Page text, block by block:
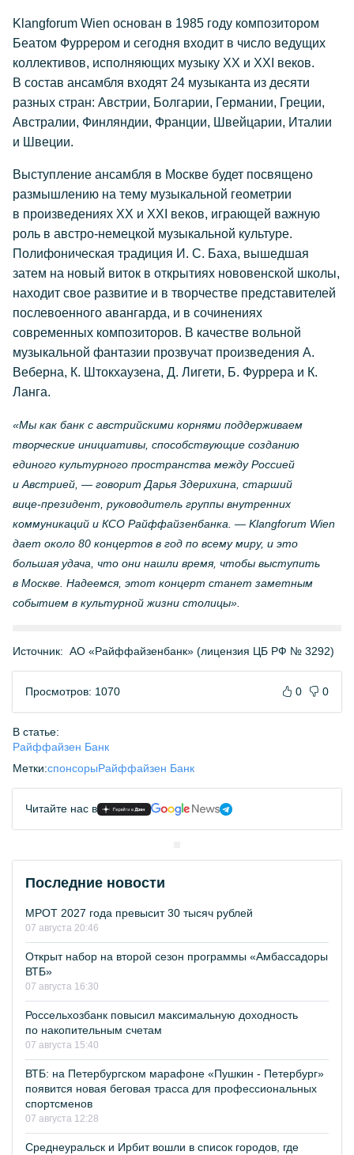
Klangforum Wien основан в 1985 году композитором
Беатом Фуррером и сегодня входит в число ведущих
коллективов, исполняющих музыку ХХ и ХХI веков.
В состав ансамбля входят 24 музыканта из десяти
разных стран: Австрии, Болгарии, Германии, Греции,
Австралии, Финляндии, Франции, Швейцарии, Италии
и Швеции.
Выступление ансамбля в Москве будет посвящено
размышлению на тему музыкальной геометрии
в произведениях XX и XXI веков, играющей важную
роль в австро-немецкой музыкальной культуре.
Полифоническая традиция И. С. Баха, вышедшая
затем на новый виток в открытиях нововенской школы,
находит свое развитие и в творчестве представителей
послевоенного авангарда, и в сочинениях
современных композиторов. В качестве вольной
музыкальной фантазии прозвучат произведения А.
Веберна, К. Штокхаузена, Д. Лигети, Б. Фуррера и К.
Ланга.
«Мы как банк с австрийскими корнями поддерживаем
творческие инициативы, способствующие созданию
единого культурного пространства между Россией
и Австрией, — говорит Дарья Здерихина, старший
вице-президент , руководитель группы внутренних
коммуникаций и КСО Райффайзенбанка. — Klangforum Wien
дает около 80 концертов в год по всему миру, и это
большая удача, что они нашли время, чтобы выступить
в Москве. Надеемся, этот концерт станет заметным
событием в культурной жизни столицы».
Источник: АО «Райффайзенбанк» (лицензия ЦБ РФ № 3292)
Просмотров: 1070 0 0
В статье:
Райффайзен Банк
Метки:спонсорыРайффайзен Банк
Читайте нас в
Последние новости
МРОТ 2027 года превысит 30 тысяч рублей
07 августа 20:46
Открыт набор на второй сезон программы «Амбассадоры
ВТБ»
07 августа 16:30
Россельхозбанк повысил максимальную доходность
по накопительным счетам
07 августа 15:40
ВТБ: на Петербургском марафоне «Пушкин - Петербург»
появится новая беговая трасса для профессиональных
спортсменов
07 августа 12:28
Среднеуральск и Ирбит вошли в список городов, где